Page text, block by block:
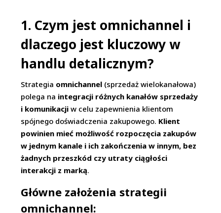
1. Czym jest omnichannel i
dlaczego jest kluczowy w
handlu detalicznym?
Strategia omnichannel (sprzedaż wielokanałowa)
polega na integracji różnych kanałów sprzedaży
i komunikacji w celu zapewnienia klientom
spójnego doświadczenia zakupowego. Klient
powinien mieć możliwość rozpoczęcia zakupów
w jednym kanale i ich zakończenia w innym, bez
żadnych przeszkód czy utraty ciągłości
interakcji z marką.
Główne założenia strategii
omnichannel: